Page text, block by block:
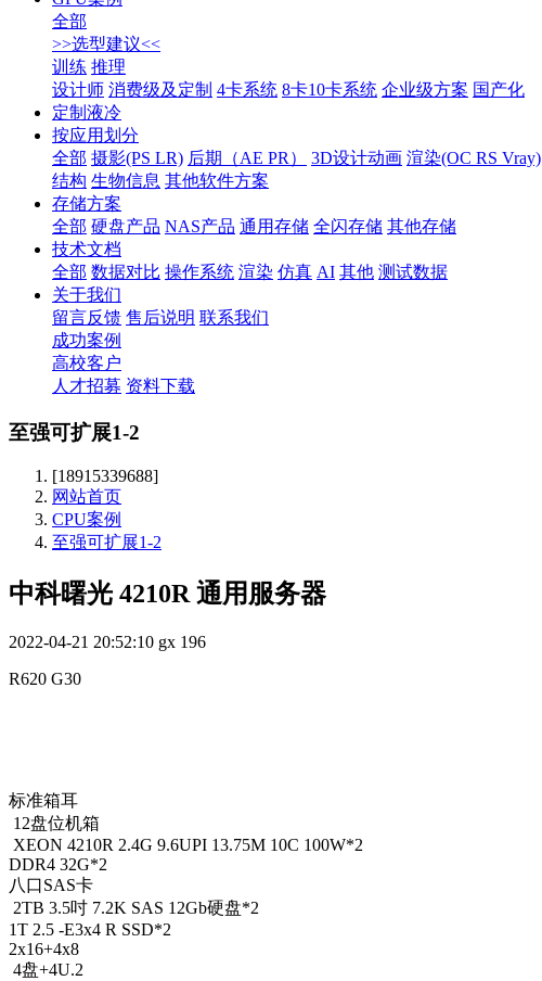
全部
>>选型建议<<
训练 推理
设计师 消费级及定制 4卡系统 8卡10卡系统 企业级方案 国产化
定制液冷
按应用划分
全部 摄影(PS LR) 后期（AE PR） 3D设计动画 渲染(OC RS Vray)
结构 生物信息 其他软件方案
存储方案
全部 硬盘产品 NAS产品 通用存储 全闪存储 其他存储
技术文档
全部 数据对比 操作系统 渲染 仿真 AI 其他 测试数据
关于我们
留言反馈 售后说明 联系我们
成功案例
高校客户
人才招募 资料下载
至强可扩展1-2
[18915339688]
网站首页
CPU案例
至强可扩展1-2
中科曙光 4210R 通用服务器
2022-04-21 20:52:10 gx 196
R620 G30
标准箱耳
12盘位机箱
XEON 4210R 2.4G 9.6UPI 13.75M 10C 100W*2
DDR4 32G*2
八口SAS卡
2TB 3.5吋 7.2K SAS 12Gb硬盘*2
1T 2.5 -E3x4 R SSD*2
2x16+4x8
4盘+4U.2